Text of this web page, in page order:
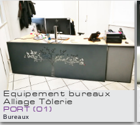
Equipement bureaux
Alliage Tôlerie
PORT (01)
Bureaux
Equipement bureaux
PORT (01)
Bureaux
Réalisation d'habillages mobilier de
bureaux désign